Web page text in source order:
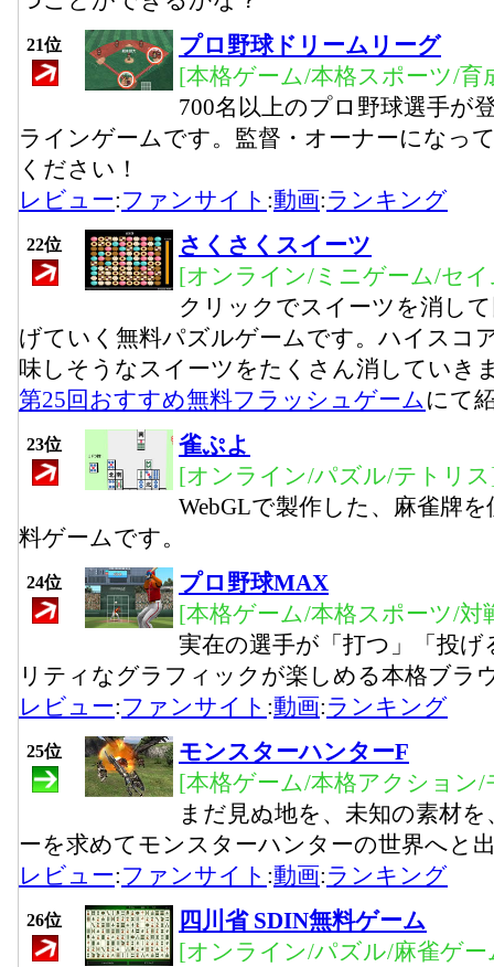
21位
プロ野球ドリームリーグ
[本格ゲーム/本格スポーツ/育
700名以上のプロ野球選手が
ラインゲームです。監督・オーナーになっ
ください！
レビュー:ファンサイト :動画:ランキング
22位
さくさくスイーツ
[オンライン/ミニゲーム/セ
クリックでスイーツを消し
げていく無料パズルゲームです。ハイスコ
味しそうなスイーツをたくさん消していき
第25回おすすめ無料フラッシュゲームにて
23位
雀ぷよ
[オンライン/パズル/テトリ
WebGLで製作した、麻雀牌
料ゲームです。
24位
プロ野球MAX
[本格ゲーム/本格スポーツ/対
実在の選手が「打つ」「投
リティなグラフィックが楽しめる本格ブラ
レビュー:ファンサイト :動画:ランキング
25位
モンスターハンターF
[本格ゲーム/本格アクション
まだ見ぬ地を、未知の素材
ーを求めてモンスターハンターの世界へと
レビュー:ファンサイト :動画:ランキング
26位
四川省 SDIN無料ゲーム
[オンライン/パズル/麻雀ゲー